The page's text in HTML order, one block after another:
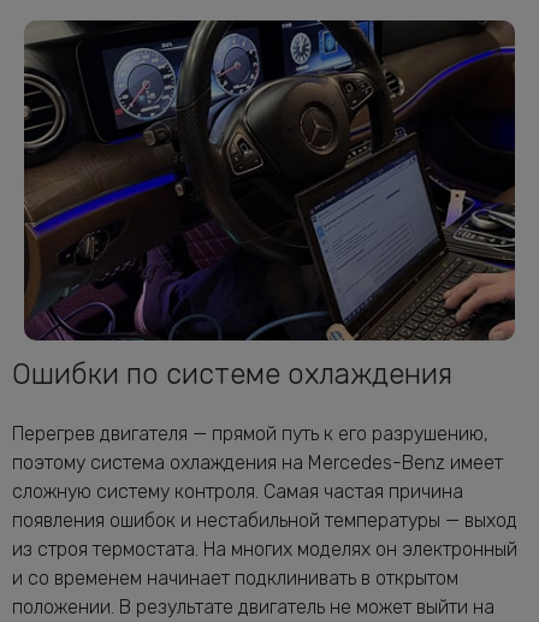
Ошибки по системе охлаждения
Перегрев двигателя — прямой путь к его разрушению,
поэтому система охлаждения на Mercedes-Benz имеет
сложную систему контроля. Самая частая причина
появления ошибок и нестабильной температуры — выход
из строя термостата. На многих моделях он электронный
и со временем начинает подклинивать в открытом
положении. В результате двигатель не может выйти на